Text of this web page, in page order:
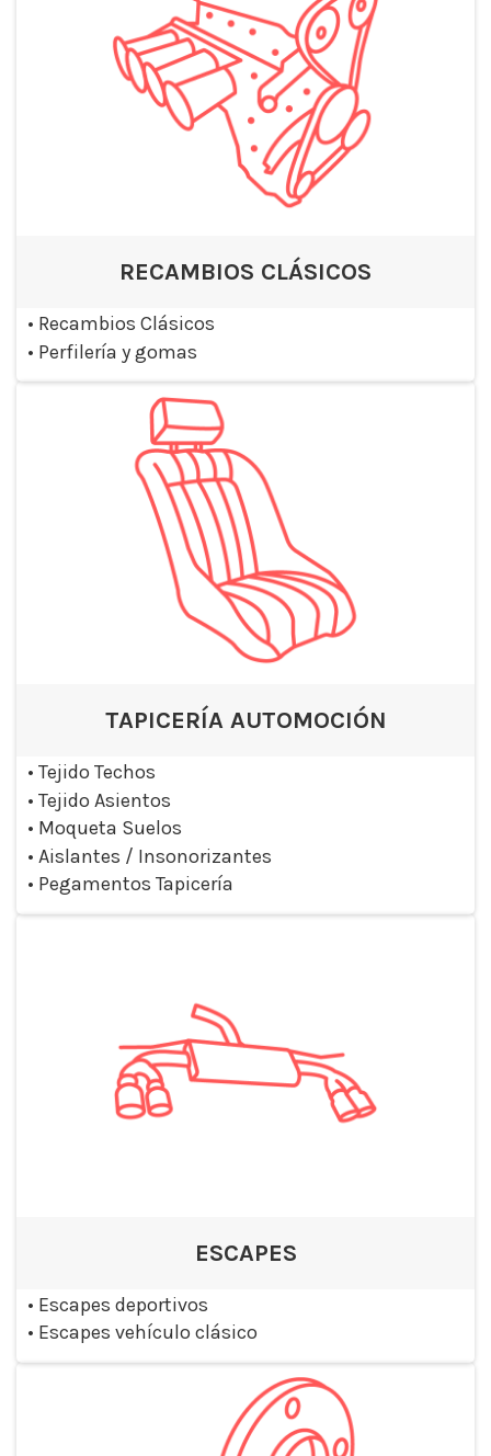
RECAMBIOS CLÁSICOS
• Recambios Clásicos
• Perfilería y gomas
TAPICERÍA AUTOMOCIÓN
• Tejido Techos
• Tejido Asientos
• Moqueta Suelos
• Aislantes / Insonorizantes
• Pegamentos Tapicería
ESCAPES
• Escapes deportivos
• Escapes vehículo clásico